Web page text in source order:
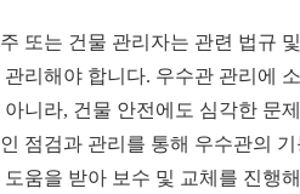
또는 건물 관리자는 관련 법규
관리해야 합니다. 우수관 관리에
아니라, 건물 안전에도 심각한 문
점검과 관리를 통해 우수관의
도움을 받아 보수 및 교체를 진행